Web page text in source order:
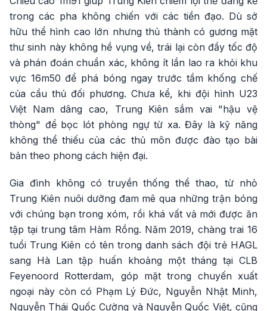
trong các pha không chiến với các tiền đạo. Dù sở
hữu thể hình cao lớn nhưng thủ thành có gương mặt
thư sinh này không hề vụng về, trái lại còn đầy tốc độ
và phán đoán chuẩn xác, không ít lần lao ra khỏi khu
vực 16m50 để phá bóng ngay trước tầm khống chế
của cầu thủ đối phương. Chưa kể, khi đội hình U23
Việt Nam dâng cao, Trung Kiên sắm vai "hậu vệ
thòng" để bọc lót phòng ngự từ xa. Đây là kỹ năng
không thể thiếu của các thủ môn được đào tạo bài
bản theo phong cách hiện đại.
Gia đình không có truyền thống thể thao, từ nhỏ
Trung Kiên nuôi dưỡng đam mê qua những trận bóng
với chúng bạn trong xóm, rồi khá vất vả mới được ăn
tập tại trung tâm Hàm Rồng. Năm 2019, chàng trai 16
tuổi Trung Kiên có tên trong danh sách đội trẻ HAGL
sang Hà Lan tập huấn khoảng một tháng tại CLB
Feyenoord Rotterdam, góp mặt trong chuyến xuất
ngoại này còn có Phạm Lý Đức, Nguyễn Nhật Minh,
Nguyễn Thái Quốc Cường và Nguyễn Quốc Việt, cũng